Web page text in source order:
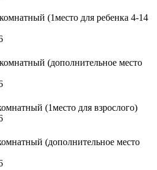
(1место для ребенка 4-14
(дополнительное место
(1место для взрослого)
(дополнительное место